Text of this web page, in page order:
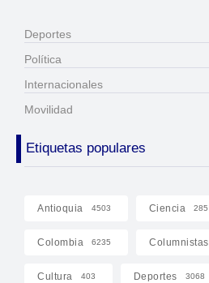
Deportes
Política
Internacionales
Movilidad
Etiquetas populares
Antioquia 4503 Ciencia 285
Colombia 6235 Columnistas
Cultura 403 Deportes 3068